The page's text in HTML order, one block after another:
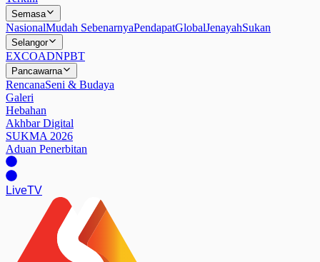
Semasa
NasionalMudah SebenarnyaPendapatGlobalJenayahSukan
Selangor
EXCOADNPBT
Pancawarna
RencanaSeni & Budaya
Galeri
Hebahan
Akhbar Digital
SUKMA 2026
Aduan Penerbitan
LiveTV